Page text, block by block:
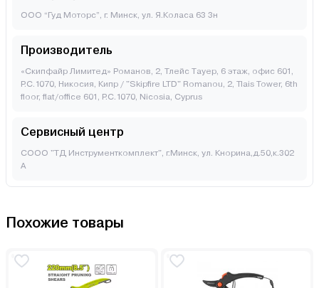
ООО “Гуд Моторс”, г. Минск, ул. Я.Коласа 63 3н
Производитель
«Скипфайр Лимитед» Романов, 2, Тлейс Тауер, 6 этаж, офис 601,
P.C.1070, Никосия, Кипр / "Skipfire LTD" Romanou, 2, Tlais Tower, 6th
floor, flat/office 601, P.C.1070, Nicosia, Cyprus
Сервисный центр
СООО "ТД Инструменткомплект", г.Минск, ул. Кнорина,д.50,к.302
А
Похожие товары